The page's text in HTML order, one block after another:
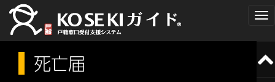
死亡届